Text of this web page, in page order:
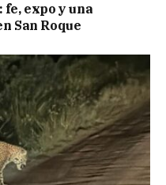
fe, expo y una
San Roque